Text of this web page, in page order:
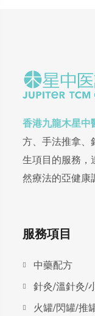
香港九龍木星中
方、手法推拿、
生項目的服務，
然療法的亞健康
服務項目
中藥配方
針灸/溫針灸/
火罐/閃罐/推